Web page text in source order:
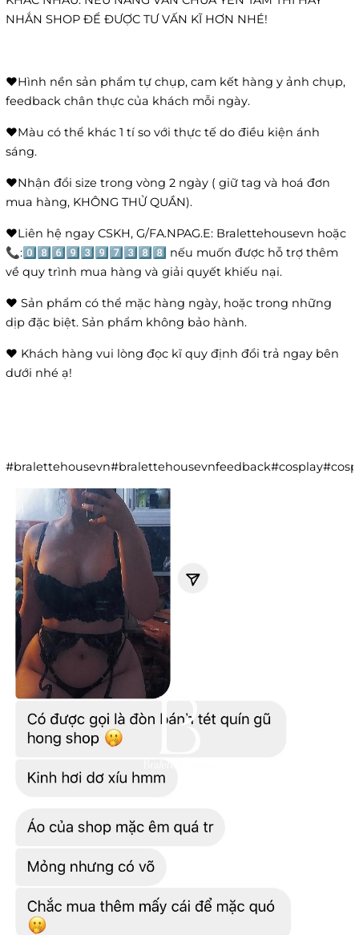
NHẮN SHOP ĐỂ ĐƯỢC TƯ VẤN KĨ HƠN NHÉ!
❤️Hình nền sản phẩm tự chụp, cam kết hàng y ảnh chụp,
feedback chân thực của khách mỗi ngày.
❤️Màu có thể khác 1 tí so với thực tế do điều kiện ánh
sáng.
❤️Nhận đổi size trong vòng 2 ngày ( giữ tag và hoá đơn
mua hàng, KHÔNG THỬ QUẦN).
❤️Liên hệ ngay CSKH, G/FA.NPAG.E: Bralettehousevn hoặc
📞:0️⃣8️⃣6️⃣9️⃣3️⃣9️⃣7️⃣3️⃣8️⃣8️⃣ nếu muốn được hỗ trợ thêm
về quy trình mua hàng và giải quyết khiếu nại.
❤️ Sản phẩm có thể mặc hàng ngày, hoặc trong những
dịp đặc biệt. Sản phẩm không bảo hành.
❤️ Khách hàng vui lòng đọc kĩ quy định đổi trả ngay bên
dưới nhé ạ!